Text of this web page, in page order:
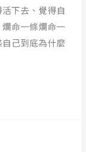
下去、覺得自
命一條爛命一
己到底為什麼